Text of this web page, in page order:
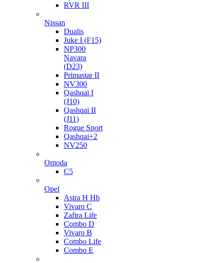
RVR III
Nissan
Dualis
Juke I (F15)
NP300
Navara
(D23)
Primastar II
NV300
Qashqai I
(J10)
Qashqai II
(J11)
Rogue Sport
Qashqai+2
NV250
Omoda
C5
Opel
Astra H Hb
Vivaro C
Zafira Life
Combo D
Vivaro B
Combo Life
Combo E